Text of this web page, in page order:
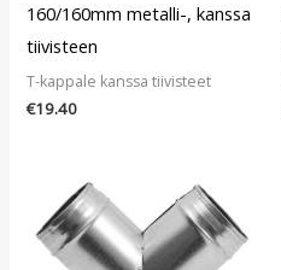
160/160mm metalli-, kanssa
tiivisteen
T-kappale kanssa tiivisteet
€19.40